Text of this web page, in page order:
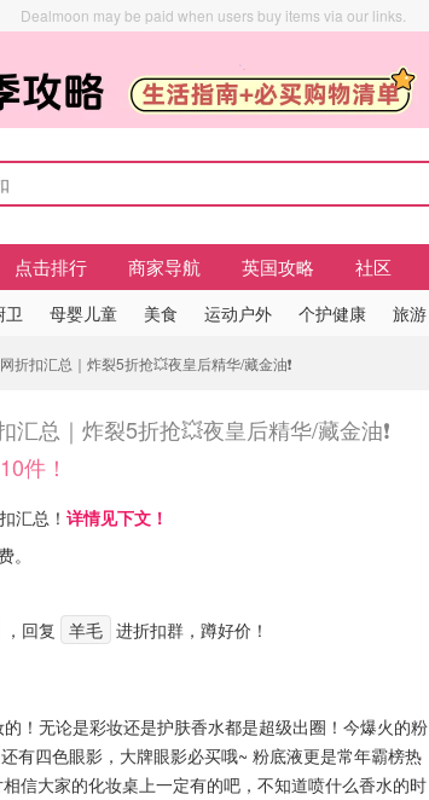
Dealmoon may be paid when users buy items via our links.
点击排行 商家导航 英国攻略 社区
卫 母婴儿童 美食 运动户外 个护健康 旅游
扣汇总｜炸裂5折抢💥夜皇后精华/藏金油❗️
汇总｜炸裂5折抢💥夜皇后精华/藏金油❗️
件！
汇总！ 详情见下文！
。
，回复 羊毛 进折扣群，蹲好价！
！无论是彩妆还是护肤香水都是超级出圈！今爆火的粉
有四色眼影，大牌眼影必买哦~ 粉底液更是常年霸榜热
信大家的化妆桌上一定有的吧，不知道喷什么香水的时